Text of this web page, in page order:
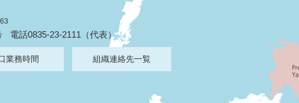
電話0835-23-2111（代表）
業務時間 組織連絡先一覧